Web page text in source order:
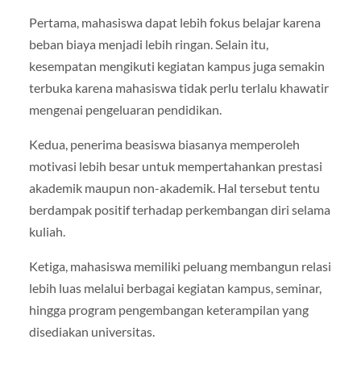
Pertama, mahasiswa dapat lebih fokus belajar karena
beban biaya menjadi lebih ringan. Selain itu,
kesempatan mengikuti kegiatan kampus juga semakin
terbuka karena mahasiswa tidak perlu terlalu khawatir
mengenai pengeluaran pendidikan.
Kedua, penerima beasiswa biasanya memperoleh
motivasi lebih besar untuk mempertahankan prestasi
akademik maupun non-akademik. Hal tersebut tentu
berdampak positif terhadap perkembangan diri selama
kuliah.
Ketiga, mahasiswa memiliki peluang membangun relasi
lebih luas melalui berbagai kegiatan kampus, seminar,
hingga program pengembangan keterampilan yang
disediakan universitas.